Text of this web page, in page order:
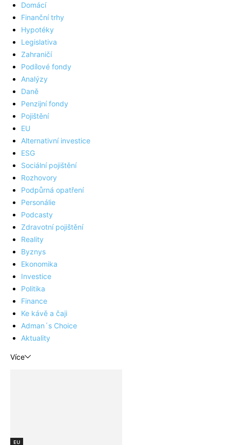
Domácí
Finanční trhy
Hypotéky
Legislativa
Zahraničí
Podílové fondy
Analýzy
Daně
Penzijní fondy
Pojištění
EU
Alternativní investice
ESG
Sociální pojištění
Rozhovory
Podpůrná opatření
Personálie
Podcasty
Zdravotní pojištění
Reality
Byznys
Ekonomika
Investice
Politika
Finance
Ke kávě a čaji
Adman´s Choice
Aktuality
Více
EU